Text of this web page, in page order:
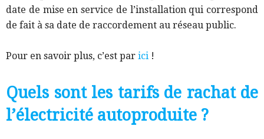
date de mise en service de l’installation qui correspond
de fait à sa date de raccordement au réseau public.
Pour en savoir plus, c’est par ici !
Quels sont les tarifs de rachat de
l’électricité autoproduite ?